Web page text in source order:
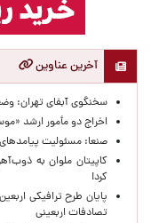
آخرین عناوین
سخنگوی آبفای تهران:
اخراج دو مأمور ارشد
صنعا: مسئولیت
کاپیتان ملوان به
کرد!
تصادفات اربعینی